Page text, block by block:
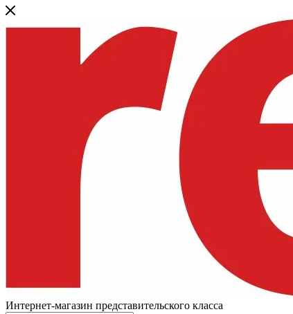
Интернет-магазин представительского класса